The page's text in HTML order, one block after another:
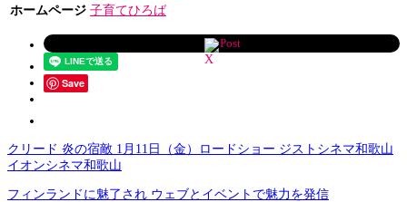
ホームページ 子育てひろば
Post
Save
クリード 炎の宿敵 1月11日（金）ロードショー ジストシネマ和歌山
イオンシネマ和歌山
フィンランドに魅了され ウェブとイベントで魅力を発信